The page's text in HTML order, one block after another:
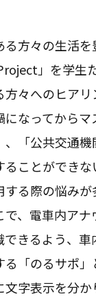
方々の生活を
」を学生
方々へのヒアリ
になってから
、「公共交通
ることができ
る際の悩みが
で、電車内ア
きるよう、車
「のるサポ」
文字表示を分か